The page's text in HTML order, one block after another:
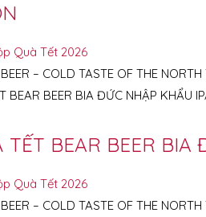
Quà Tết 2026
– COLD TASTE OF THE
TẾT BEAR BEER BIA
Quà Tết 2026
– COLD TASTE OF THE